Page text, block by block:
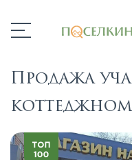
Продажа